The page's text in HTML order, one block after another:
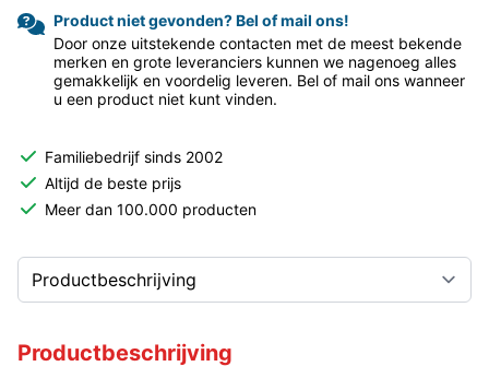
Product niet gevonden? Bel of mail ons!
Door onze uitstekende contacten met de meest bekende
merken en grote leveranciers kunnen we nagenoeg alles
gemakkelijk en voordelig leveren. Bel of mail ons wanneer
u een product niet kunt vinden.
Familiebedrijf sinds 2002
Altijd de beste prijs
Meer dan 100.000 producten
Productbeschrijving